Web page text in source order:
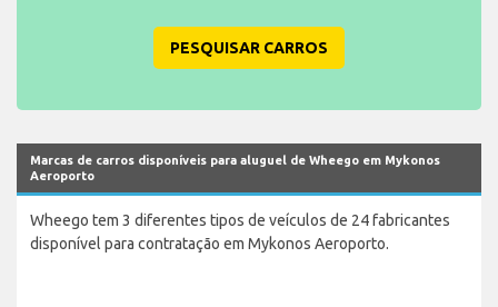
PESQUISAR CARROS
Marcas de carros disponíveis para aluguel de Wheego em Mykonos
Aeroporto
Wheego tem 3 diferentes tipos de veículos de 24 fabricantes
disponível para contratação em Mykonos Aeroporto.